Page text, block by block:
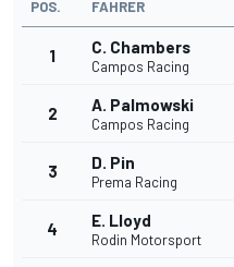
POS. FAHRER
1 C. Chambers
Campos Racing
2 A. Palmowski
Campos Racing
3 D. Pin
Prema Racing
4 E. Lloyd
Rodin Motorsport